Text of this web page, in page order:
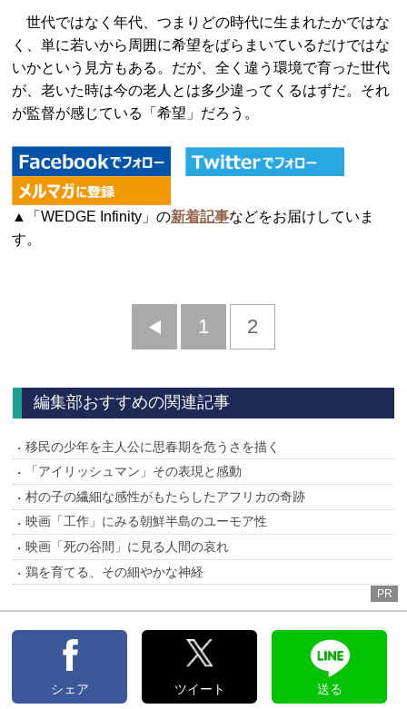
世代ではなく年代、つまりどの時代に生まれたかではな
く、単に若いから周囲に希望をばらまいているだけではな
いかという見方もある。だが、全く違う環境で育った世代
が、老いた時は今の老人とは多少違ってくるはずだ。それ
が監督が感じている「希望」だろう。
▲「WEDGE Infinity」の新着記事などをお届けしていま
す。
前
1 2
編集部おすすめの関連記事
移民の少年を主人公に思春期を危うさを描く
「アイリッシュマン」その表現と感動
村の子の繊細な感性がもたらしたアフリカの奇跡
映画「工作」にみる朝鮮半島のユーモア性
映画「死の谷間」に見る人間の哀れ
鶏を育てる、その細やかな神経
PR
シェア ツイート 送る